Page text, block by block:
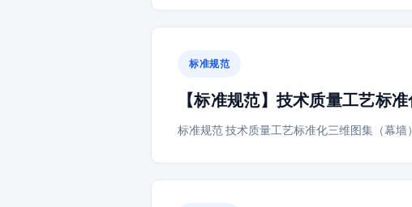
标准规范
【标准规范】技术质量工艺标
标准规范 技术质量工艺标准化三维图集（幕墙